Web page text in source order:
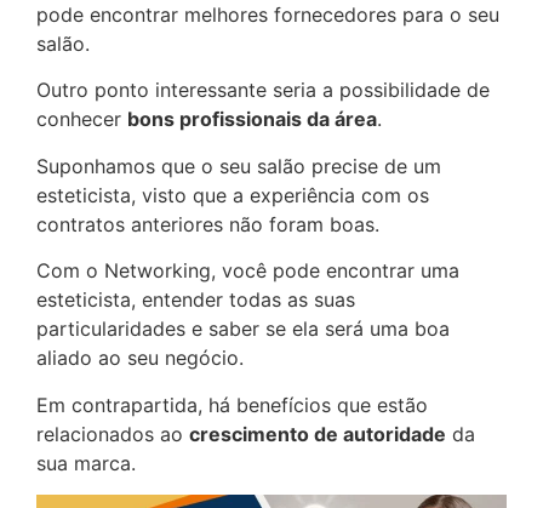
pode encontrar melhores fornecedores para o seu
salão.
Outro ponto interessante seria a possibilidade de
conhecer bons profissionais da área.
Suponhamos que o seu salão precise de um
esteticista, visto que a experiência com os
contratos anteriores não foram boas.
Com o Networking, você pode encontrar uma
esteticista, entender todas as suas
particularidades e saber se ela será uma boa
aliado ao seu negócio.
Em contrapartida, há benefícios que estão
relacionados ao crescimento de autoridade da
sua marca.